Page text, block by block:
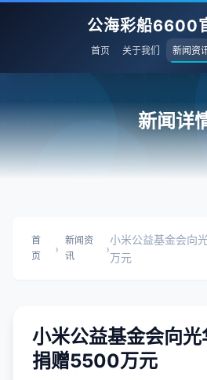
公海彩船6600
首页 关于我们 新闻资
新闻详
首
页
›
新闻资
讯
›
小米公益基金会向
万元
小米公益基金会向
捐赠5500万元